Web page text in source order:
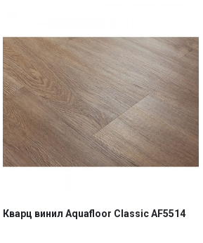
Кварц винил Aquafloor Classic AF5514